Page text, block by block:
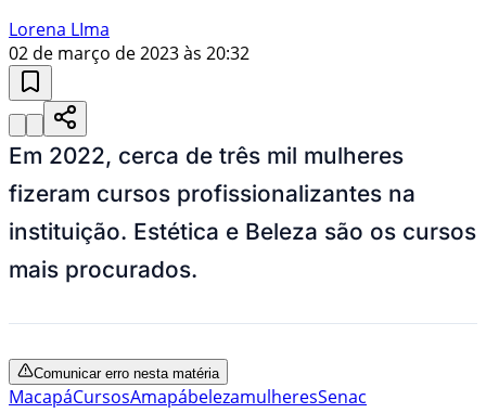
Lorena LIma
02 de março de 2023 às 20:32
Em 2022, cerca de três mil mulheres
fizeram cursos profissionalizantes na
instituição. Estética e Beleza são os cursos
mais procurados.
Comunicar erro nesta matéria
MacapáCursosAmapábelezamulheresSenac